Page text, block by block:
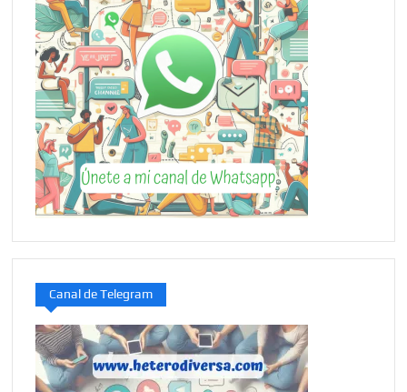
Canal de Telegram